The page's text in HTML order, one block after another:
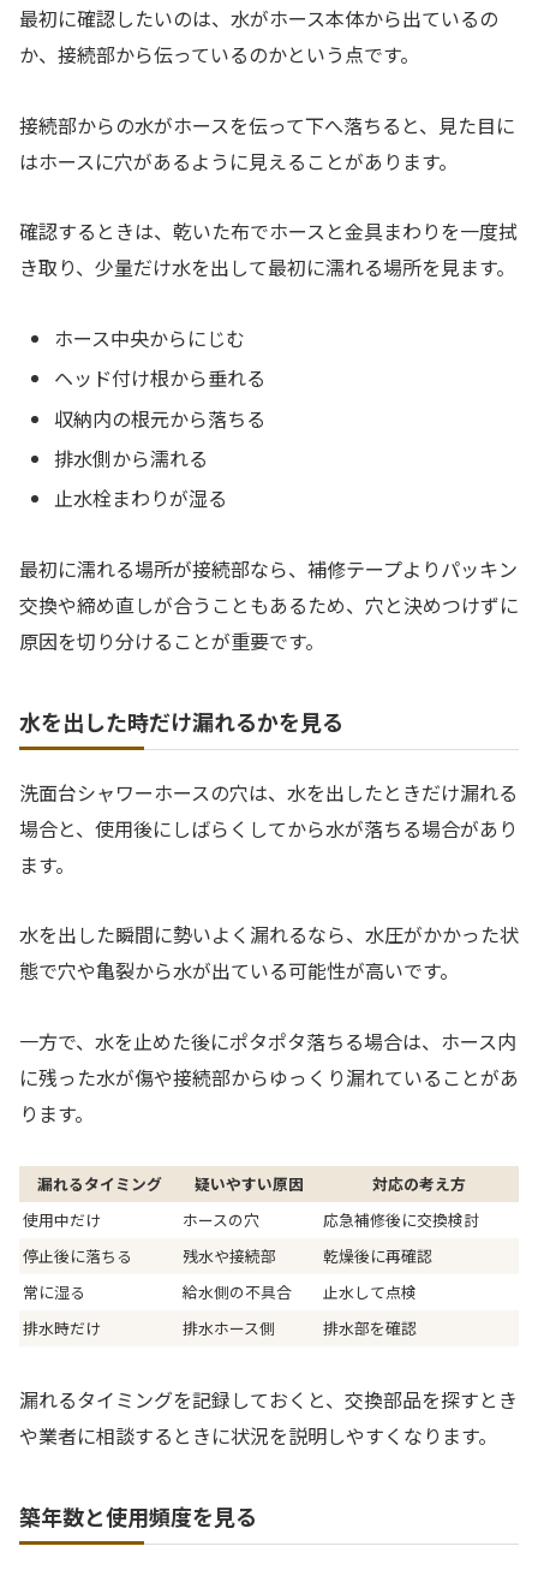
最初に確認したいのは、水がホース本体から出ているの
か、接続部から伝っているのかという点です。
接続部からの水がホースを伝って下へ落ちると、見た目に
はホースに穴があるように見えることがあります。
確認するときは、乾いた布でホースと金具まわりを一度拭
き取り、少量だけ水を出して最初に濡れる場所を見ます。
ホース中央からにじむ
ヘッド付け根から垂れる
収納内の根元から落ちる
排水側から濡れる
止水栓まわりが湿る
最初に濡れる場所が接続部なら、補修テープよりパッキン
交換や締め直しが合うこともあるため、穴と決めつけずに
原因を切り分けることが重要です。
水を出した時だけ漏れるかを見る
洗面台シャワーホースの穴は、水を出したときだけ漏れる
場合と、使用後にしばらくしてから水が落ちる場合があり
ます。
水を出した瞬間に勢いよく漏れるなら、水圧がかかった状
態で穴や亀裂から水が出ている可能性が高いです。
一方で、水を止めた後にポタポタ落ちる場合は、ホース内
に残った水が傷や接続部からゆっくり漏れていることがあ
ります。
漏れるタイミング 疑いやすい原因
対応の考え方
使用中だけ
ホースの穴
応急補修後に交換検討
停止後に落ちる
残水や接続部
乾燥後に再確認
常に湿る
給水側の不具合
止水して点検
排水時だけ
排水ホース側 排水部を確認
漏れるタイミングを記録しておくと、交換部品を探すとき
や業者に相談するときに状況を説明しやすくなります。
築年数と使用頻度を見る